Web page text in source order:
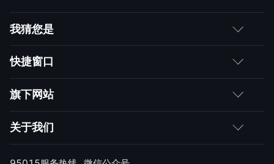
我猜您是
客户
合作伙伴
求职者
快捷窗口
如何购买
产品注册与激活
旗下网站
网神
关于我们
公司简介